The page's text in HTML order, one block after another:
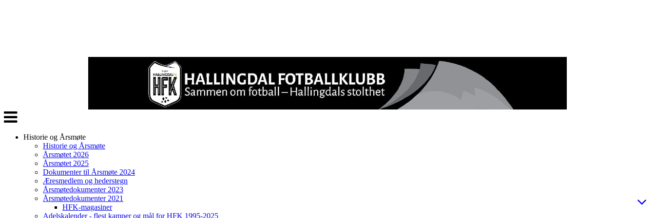
Veksle
navigasjon
Historie og Årsmøte
Historie og Årsmøte
Årsmøtet 2026
Årsmøtet 2025
Dokumenter til Årsmøte 2024
Æresmedlem og hederstegn
Årsmøtedokumenter 2023
Årsmøtedokumenter 2021
HFK-magasiner
Adelskalender - flest kamper og mål for HFK 1995-2025